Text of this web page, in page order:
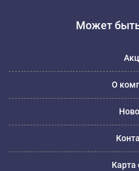
Может
О
Карта